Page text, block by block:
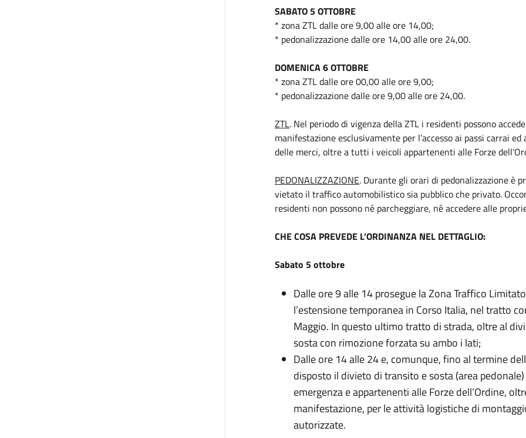
SABATO 5 OTTOBRE
* zona ZTL dalle ore 9,00 alle ore 14,00;
* pedonalizzazione dalle ore 14,00 alle ore 24,00.
DOMENICA 6 OTTOBRE
* zona ZTL dalle ore 00,00 alle ore 9,00;
* pedonalizzazione dalle ore 9,00 alle ore 24,00.
ZTL. Nel periodo di vigenza della ZTL i residenti possono
manifestazione esclusivamente per l’accesso ai passi carrai
delle merci, oltre a tutti i veicoli appartenenti alle Forze
PEDONALIZZAZIONE. Durante gli orari di pedonalizzazione è
vietato il traffico automobilistico sia pubblico che privato.
residenti non possono né parcheggiare, né accedere alle
CHE COSA PREVEDE L’ORDINANZA NEL DETTAGLIO:
Sabato 5 ottobre
Dalle ore 9 alle 14 prosegue la Zona Traffico
l’estensione temporanea in Corso Italia, nel tratto
Maggio. In questo ultimo tratto di strada, oltre al
sosta con rimozione forzata su ambo i lati;
Dalle ore 14 alle 24 e, comunque, fino al termine
disposto il divieto di transito e sosta (area
emergenza e appartenenti alle Forze dell’Ordine,
manifestazione, per le attività logistiche di
autorizzate.